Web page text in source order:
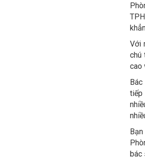
Với
chú
cao
tiếp
bác